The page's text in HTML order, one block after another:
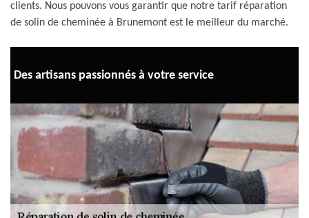
clients. Nous pouvons vous garantir que notre tarif réparation
de solin de cheminée à Brunemont est le meilleur du marché.
Des artisans passionnés à votre service